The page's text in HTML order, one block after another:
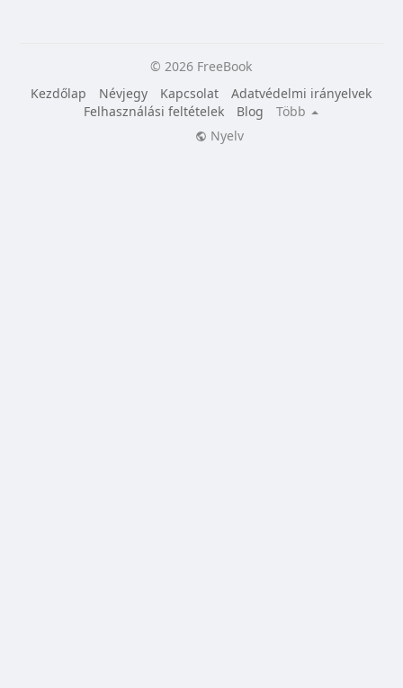
© 2026 FreeBook
Kezdőlap
Névjegy Kapcsolat
Adatvédelmi irányelvek
Felhasználási feltételek
Blog
Több
Nyelv